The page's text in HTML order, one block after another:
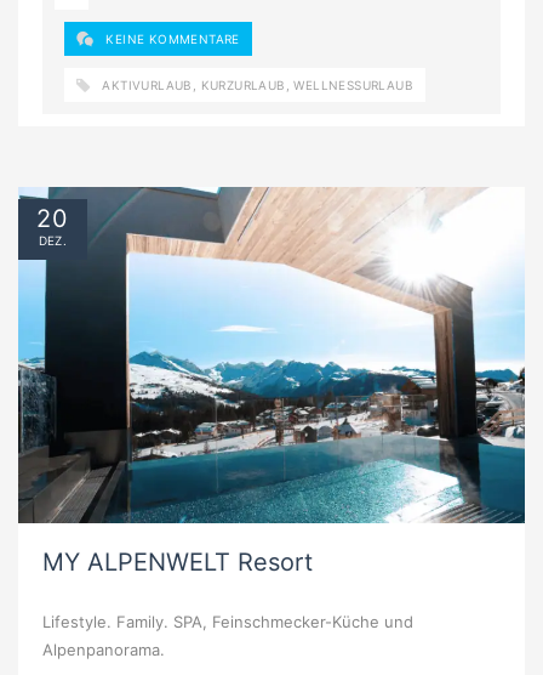
KEINE KOMMENTARE
AKTIVURLAUB KURZURLAUB ,WELLNESSURLAUB
MY ALPENWELT Resort
Lifestyle. Family. SPA, Feinschmecker-Küche und
Alpenpanorama.
20
DEZ.